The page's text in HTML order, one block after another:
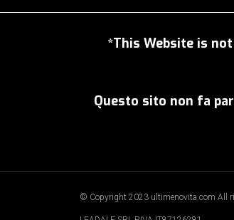
*This Website is
Questo sito non fa
© Copyright 2023 ultimenovita.com All